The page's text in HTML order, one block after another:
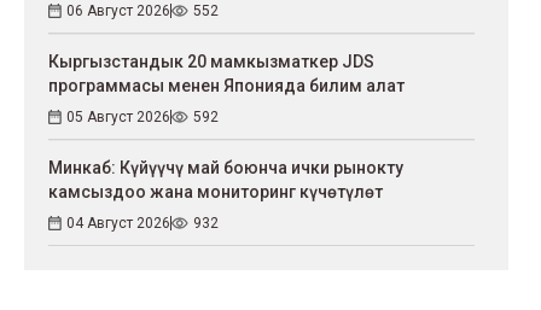
06 Август 2026 552
Кыргызстандык 20 мамкызматкер JDS
программасы менен Японияда билим алат
05 Август 2026 592
Минкаб: Күйүүчү май боюнча ички рынокту
камсыздоо жана мониторинг күчөтүлөт
04 Август 2026 932